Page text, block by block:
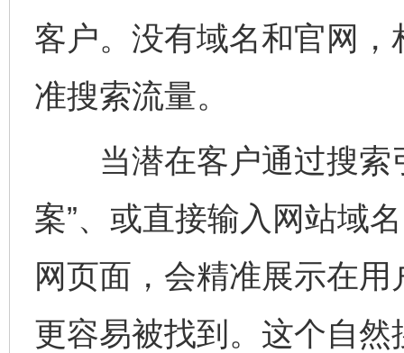
客户。没有域名和官网
准搜索流量。
当潜在客户通过搜索
案”、或直接输入网站域
网页面，会精准展示在
更容易被找到。这个自